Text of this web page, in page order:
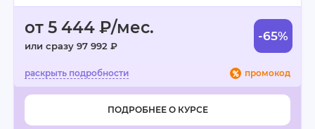
от 5 444 ₽/мес.
или сразу 97 992 ₽
-65%
промокод
ПОДРОБНЕЕ О КУРСЕ